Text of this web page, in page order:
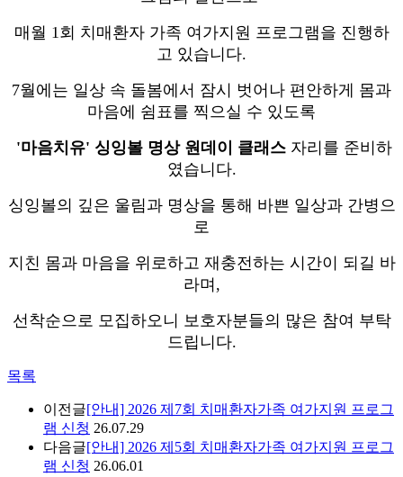
매월 1회 치매환자 가족 여가지원 프로그램을 진행하
고 있습니다.
7월에는 일상 속 돌봄에서 잠시 벗어나 편안하게 몸과
마음에 쉼표를 찍으실 수 있도록
'마음치유' 싱잉볼 명상 원데이 클래스자리를 준비하
였습니다.
싱잉볼의 깊은 울림과 명상을 통해 바쁜 일상과 간병으
로
지친 몸과 마음을 위로하고 재충전하는 시간이 되길 바
라며,
선착순으로 모집하오니 보호자분들의 많은 참여 부탁
드립니다.
목록
이전글[안내] 2026 제7회 치매환자가족 여가지원 프로그
램 신청 26.07.29
다음글[안내] 2026 제5회 치매환자가족 여가지원 프로그
램 신청 26.06.01